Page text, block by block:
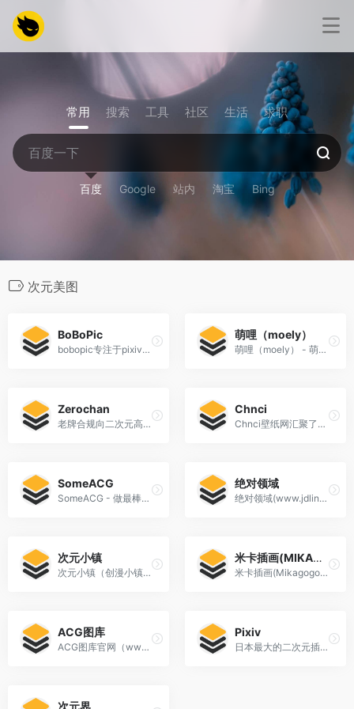
常用 搜索 工具 社区 生活 求职
百度 Google 站内 淘宝 Bing
次元美图
BoBoPic
bobopic专注于pixiv插画师的分享，及高清插画下载。无水印且日更。
萌哩（moely）
萌哩（moely） - 萌萌的二次元美图。全网精选二次元美图，提供高质量原图下载。收藏美图，收获美好。
Zerochan
老牌合规向二次元高清插画图库，全球知名ACG图站，库存超200万张经过人工审核的优质同人、原画、角色插[…]
Chnci
Chnci壁纸网汇聚了海量高清、精美的二次元壁纸，涵盖动漫、游戏、插画等多个领域。我们致力于为您提供最新、最热门的二次元美图，让您轻松找到心仪的壁纸，打造个性化的手机、电脑桌面。快来探索这个充满幻想与创意的二次元世界吧！
SomeACG
SomeACG - 做最棒的ACG插画作品分享平台。
绝对领域
绝对领域(www.jdlingyu.com)是一个2.5次元图片分享平台。
次元小镇
次元小镇（创漫小镇）是一个动漫爱好者分享社区，动漫资源、资讯、动漫美图壁纸、音乐和cosplay资源小站。
米卡插画(MIKAGOGO)
米卡插画(Mikagogo)是次元小镇动漫旗下插画小站，主要分享动漫插画、P站画师、P站美图、手机壁纸、电脑壁纸等二次元资源，喜欢动漫插画的小伙伴们记得收藏哟
ACG图库
ACG图库官网（www.acgtuku.com）免费提供丰富的手机壁纸，动漫壁纸，ACG二次元壁纸，电脑壁纸、桌面壁纸等火爆好看的高清4K壁纸图片下载。包含电脑壁纸、手机壁纸设备的不同尺寸以及自定义下载壁纸图片，免费壁纸下载方便快捷。
Pixiv
日本最大的二次元插画、漫画、小说创作与分享平台，被誉为“二次元艺术家的圣地”。
次元界